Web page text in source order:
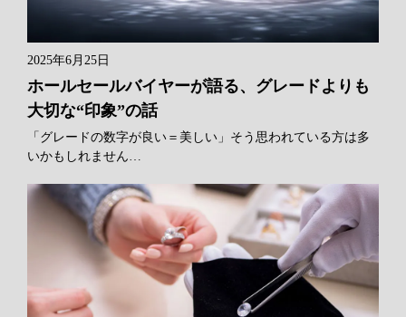
2025年6月25日
ホールセールバイヤーが語る、グレードよりも
大切な“印象”の話
「グレードの数字が良い＝美しい」そう思われている方は多
いかもしれません…